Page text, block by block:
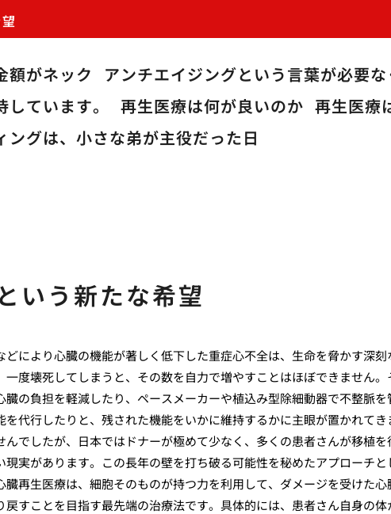
額がネック アンチエイジングという言葉が必要な
ています。
再生医療は何が良いのか 再生医療
グは、小さな弟が主役だった日
いう新たな希望
どにより心臓の機能が著しく低下した重症心不全は、生命を脅かす深
一度壊死してしまうと、その数を自力で増やすことはほぼできません
臓の負担を軽減したり、ペースメーカーや植込み型除細動器で不整脈
を代行したりと、残された機能をいかに維持するかに主眼が置かれて
んでしたが、日本ではドナーが極めて少なく、多くの患者さんが移植
現実があります。この長年の壁を打ち破る可能性を秘めたアプローチ
再生医療は、細胞そのものが持つ力を利用して、ダメージを受けた心
すことを目指す最先端の治療法です。具体的には、患者さん自身の体